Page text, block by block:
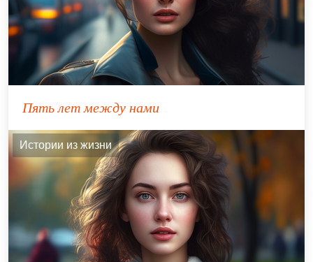
Пять лет между нами
Истории из жизни